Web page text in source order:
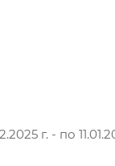
г. - по